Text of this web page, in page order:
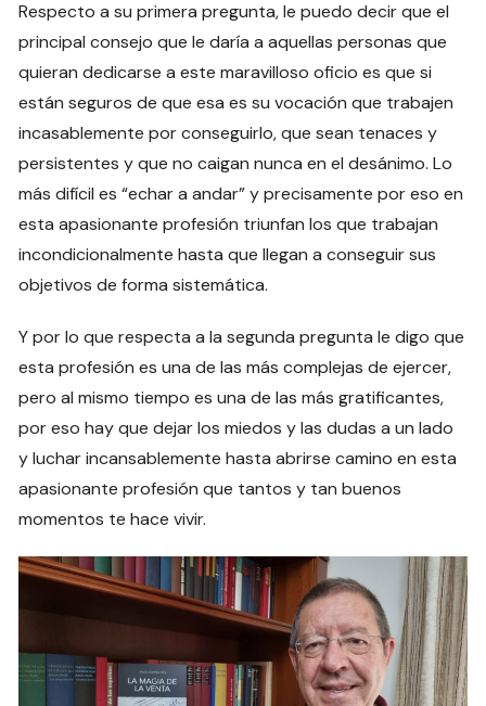
Respecto a su primera pregunta, le puedo decir que el
principal consejo que le daría a aquellas personas que
quieran dedicarse a este maravilloso oficio es que si
están seguros de que esa es su vocación que trabajen
incasablemente por conseguirlo, que sean tenaces y
persistentes y que no caigan nunca en el desánimo. Lo
más difícil es “echar a andar” y precisamente por eso en
esta apasionante profesión triunfan los que trabajan
incondicionalmente hasta que llegan a conseguir sus
objetivos de forma sistemática.
Y por lo que respecta a la segunda pregunta le digo que
esta profesión es una de las más complejas de ejercer,
pero al mismo tiempo es una de las más gratificantes,
por eso hay que dejar los miedos y las dudas a un lado
y luchar incansablemente hasta abrirse camino en esta
apasionante profesión que tantos y tan buenos
momentos te hace vivir.